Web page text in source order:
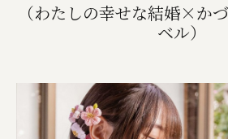
（わたしの幸せな結婚×か
ベル）